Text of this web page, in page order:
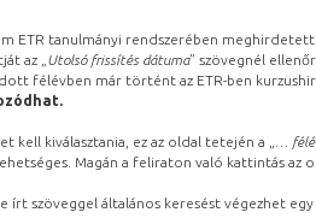
ETR tanulmányi rendszerében
az „ Utolsó frissítés dátuma” szövegnél
félévben már történt az ETR-ben
kell kiválasztania, ez az oldal tetején a „
…
Magán a feliraton való kattintás az
írt szöveggel általános keresést végezhet